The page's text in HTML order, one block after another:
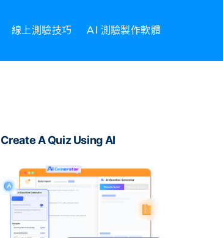
線上測驗技巧 AI 測驗製作軟體
Create A Quiz Using AI